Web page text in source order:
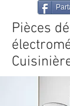
Pièces